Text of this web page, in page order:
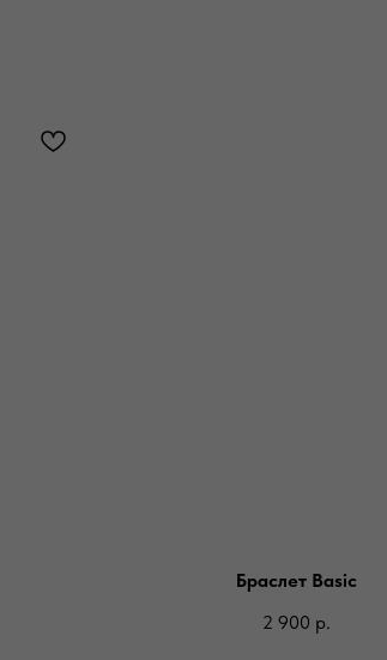
Браслет Basic
2 900 р.